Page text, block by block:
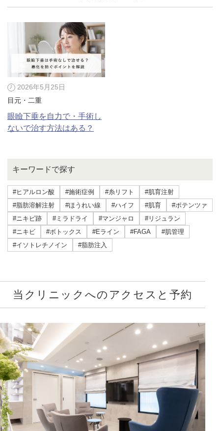
井畑 峰紀 医師 安形省吾 医師
キーワードで探す
#ヒアルロン酸 #施術症例 #糸リフト
#肌育注射
#脂肪溶解注射
#ほうれい線 #ハイフ #肌育
#ポテンツァ
#ニキビ跡
#ミラドライ #マンジャロ
#リジュラン
#ニキビ
#ボトックス #Eライン #FAGA
#肌管理
#イソトレチノイン
#脂肪注入
2026年5月25日
目元・二重
眼瞼下垂を自力で・手術し
ないで治す方法はある？
当クリニックへのアクセスと予約